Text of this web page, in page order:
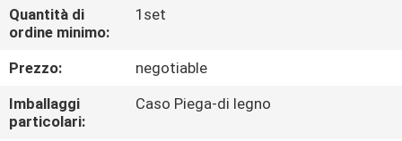
CONTROLLO
DI
QUALITÀ
Quantità di
ordine minimo:
1set
Prezzo:
negotiable
Imballaggi
particolari:
Caso Piega-di legno